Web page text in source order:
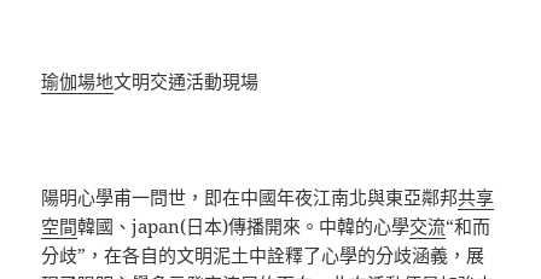
瑜伽場地文明交通活動現場
陽明心學甫一問世，即在中國年夜江南北與東亞鄰邦共享
空間韓國、japan(日本)傳播開來。中韓的心學交流“和而
分歧”，在各自的文明泥土中詮釋了心學的分歧涵義，展